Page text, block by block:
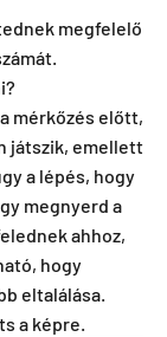
megfelelő
mérkőzés előtt,
játszik, emellett
a lépés, hogy
megnyerd a
ahhoz,
hogy
eltalálása.
a képre.